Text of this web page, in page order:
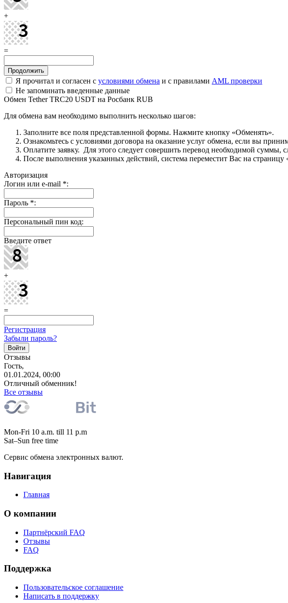
+
=
Я прочитал и согласен с условиями обмена и с правилами AML проверки
Не запоминать введенные данные
Обмен Tether TRC20 USDT на Росбанк RUB
Для обмена вам необходимо выполнить несколько шагов:
Заполните все поля представленной формы. Нажмите кнопку «Обменять».
Ознакомьтесь с условиями договора на оказание услуг обмена, если вы
Оплатите заявку. Для этого следует совершить перевод необходимой суммы,
После выполнения указанных действий, система переместит Вас на страницу
Авторизация
Логин или e-mail *:
Пароль *:
Персональный пин код:
Введите ответ
+
=
Регистрация
Забыли пароль?
Отзывы
Гость,
01.01.2024, 00:00
Отличный обменник!
Все отзывы
Mon-Fri 10 a.m. till 11 p.m
Sat–Sun free time
Сервис обмена электронных валют.
Навигация
Главная
О компании
Партнёрский FAQ
Отзывы
FAQ
Поддержка
Пользовательское соглашение
Написать в поддержку